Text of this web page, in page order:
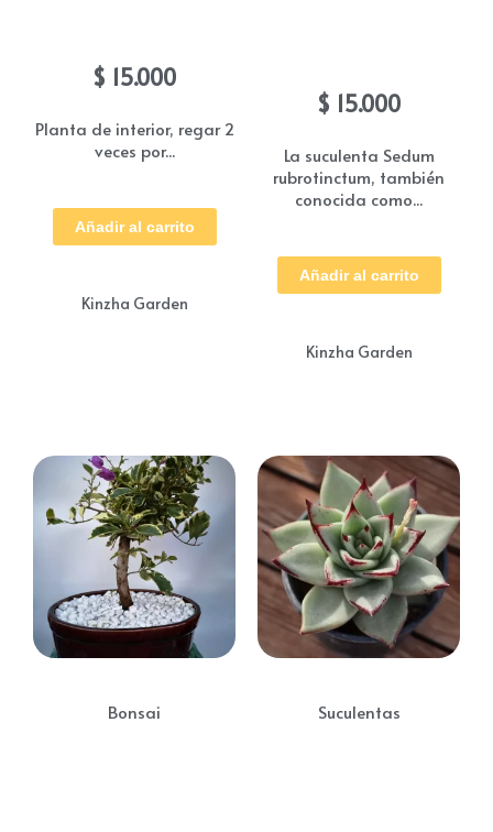
$ 15.000
Planta de interior, regar 2
veces por...
Añadir al carrito
Kinzha Garden
$ 15.000
La suculenta Sedum
rubrotinctum, también
conocida como...
Añadir al carrito
Kinzha Garden
Bonsai Suculentas